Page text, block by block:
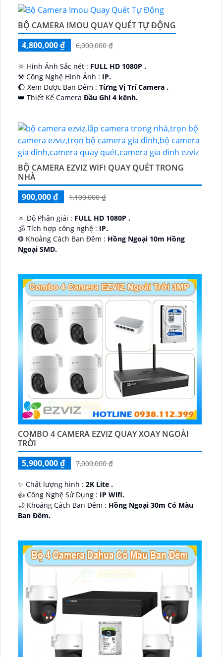
BỘ CAMERA IMOU QUAY QUÉT TỰ ĐỘNG
4,800,000 ₫
6,000,000 ₫
🔆 Hình Ảnh Sắc nét : FULL HD 1080P .
⚒ Công Nghệ Hình Ảnh : IP.
🌔 Xem Được Ban Đêm : Từng Vị Trí Camera .
👑 Thiết Kế Camera Đầu Ghi 4 kênh.
BỘ CAMERA EZVIZ WIFI QUAY QUÉT TRONG
NHÀ
900,000 ₫
1,100,000 ₫
🔅 Độ Phân giải : FULL HD 1080P .
🕉️ Tích hợp công nghệ : IP.
❂ Khoảng Cách Ban Đêm : Hồng Ngoại 10m Hồng
Ngoại SMD.
COMBO 4 CAMERA EZVIZ QUAY XOAY NGOÀI
TRỜI
5,900,000 ₫
7,000,000 ₫
✨ Chất lượng hình : 2K Lite .
👍 Công Nghệ Sử Dụng : IP Wifi.
🌙 Khoảng Cách Ban Đêm : Hồng Ngoại 30m Có Màu
Ban Ðêm.